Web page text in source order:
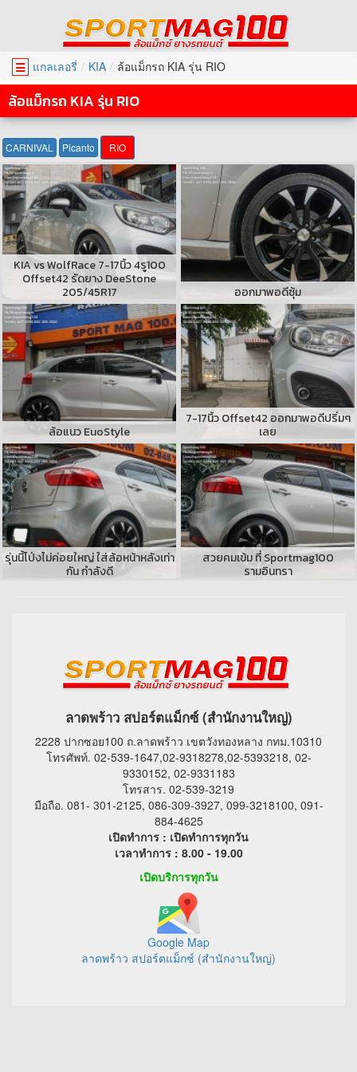
☰ แกลเลอรี่ KIA ล้อแม็กรถ KIA รุ่น RIO
ล้อแม็กรถ KIA รุ่น RIO
CARNIVAL Picanto RIO
KIA vs WolfRace 7-17นิ้ว 4รู100
Offset42 รัดยาง DeeStone
205/45R17
ออกมาพอดีซุ้ม
ล้อแนว EuoStyle
7-17นิ้ว Offset42 ออกมาพอดีปริ่มๆ
เลย
รุ่นนี้โป่งไม่ค่อยใหญ่ ใส่ล้อหน้าหลังเท่า
กัน กำลังดี
สวยคมเข้ม ที่ Sportmag100
รามอินทรา
ลาดพร้าว สปอร์ตแม็กซ์ (สำนักงานใหญ่)
2228 ปากซอย100 ถ.ลาดพร้าว เขตวังทองหลาง กทม.10310
โทรศัพท์. 02-539-1647,02-9318278,02-5393218, 02-
9330152, 02-9331183
โทรสาร. 02-539-3219
มือถือ. 081- 301-2125, 086-309-3927, 099-3218100, 091-
884-4625
เปิดทำการ : เปิดทำการทุกวัน
เวลาทำการ : 8.00 - 19.00
เปิดบริการทุกวัน
Google Map
ลาดพร้าว สปอร์ตแม็กซ์ (สำนักงานใหญ่)